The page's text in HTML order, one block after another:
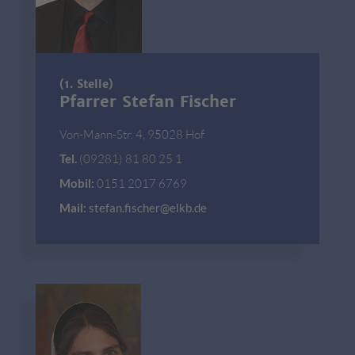
(1. Stelle)
Pfarrer Stefan Fischer
Von-Mann-Str. 4, 95028 Hof
Tel. (09281) 81 80 25 1
Mobil: 0151 2017 6769
Mail: stefan.fischer@elkb.de